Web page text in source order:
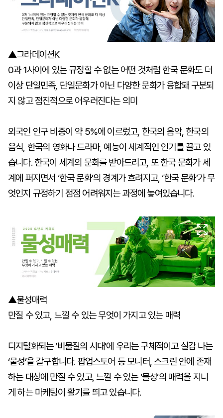
▲그라데이션K
0과 1사이에 있는 규정할 수 없는 어떤 것처럼 한국 문화도 더
이상 단일민족, 단일문화가 아닌 다양한 문화가 융합돼 구분되
지 않고 점진적으로 어우러진다는 의미
외국인 인구 비중이 약 5%에 이르렀고, 한국의 음악, 한국의
음식, 한국의 영화나 드라마, 예능이 세계적인 인기를 끌고 있
습니다. 한국이 세계의 문화를 받아드리고, 또 한국 문화가 세
계에 퍼지면서 ‘한국 문화’의 경계가 흐려지고, ‘한국 문화’가 무
엇인지 규정하기 점점 어려워지는 과정에 놓여있습니다.
▲물성매력
만질 수 있고, 느낄 수 있는 무엇이 가지고 있는 매력
디지털화되는 ‘비물질의 시대’에 우리는 구체적이고 실감 나는
‘물성’을 갈구합니다. 팝업스토어 등 모니터, 스크린 안에 존재
하는 대상에 만질 수 있고, 느낄 수 있는 ‘몰성’의 매력을 지니
게 하는 마케팅이 활기를 띄고 있습니다.